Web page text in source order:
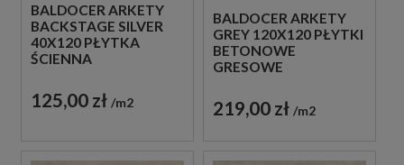
BALDOCER ARKETY
BACKSTAGE SILVER
40X120 PŁYTKA
ŚCIENNA
125,00 zł m2
BALDOCER ARKETY
GREY 120X120 PŁYTKI
BETONOWE
GRESOWE
219,00 zł m2